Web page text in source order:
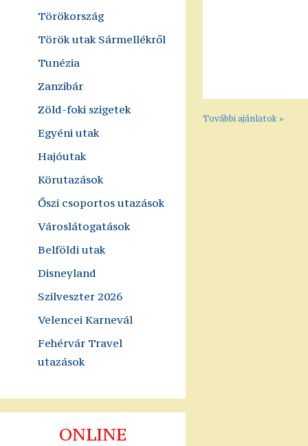
Törökország
Török utak Sármellékről
Tunézia
Zanzibár
Zöld-foki szigetek
Egyéni utak
Hajóutak
Körutazások
Őszi csoportos utazások
Városlátogatások
Belföldi utak
Disneyland
Szilveszter 2026
Velencei Karnevál
Fehérvár Travel
utazások
ONLINE
További ajánlatok »